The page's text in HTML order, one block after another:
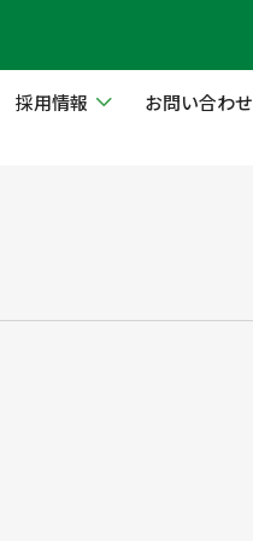
採用情報 お問い合わせ